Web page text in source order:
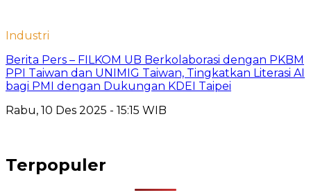
Industri
Berita Pers – FILKOM UB Berkolaborasi dengan PKBM
PPI Taiwan dan UNIMIG Taiwan, Tingkatkan Literasi AI
bagi PMI dengan Dukungan KDEI Taipei
Rabu, 10 Des 2025 - 15:15 WIB
Terpopuler